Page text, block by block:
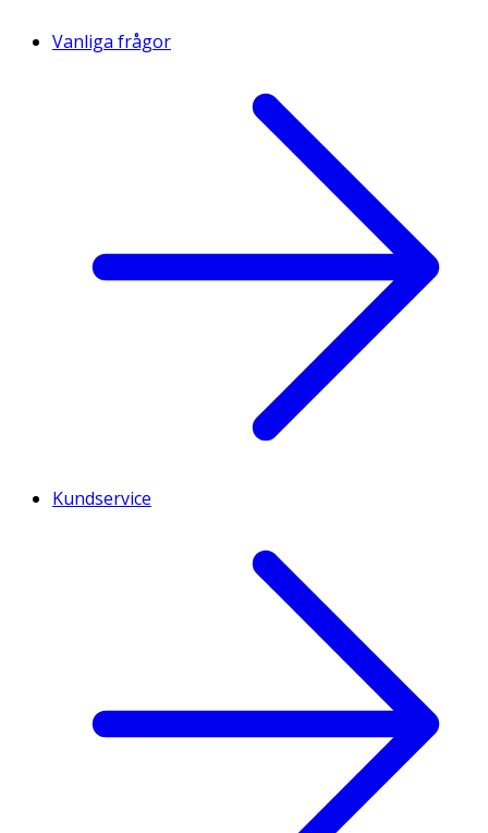
Vanliga frågor
Kundservice